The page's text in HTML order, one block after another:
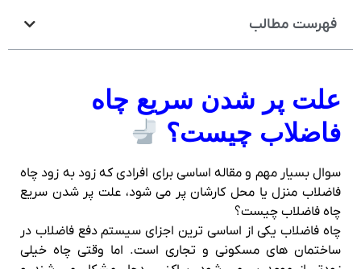
فهرست مطالب
علت پر شدن سریع چاه
فاضلاب چیست؟
سوال بسیار مهم و مقاله اساسی برای افرادی که زود به زود چاه
فاضلاب منزل یا محل کارشان پر می شود، علت پر شدن سریع
چاه فاضلاب چیست؟
چاه فاضلاب یکی از اساسی‌ ترین اجزای سیستم دفع فاضلاب در
ساختمان‌ های مسکونی و تجاری است. اما وقتی چاه خیلی